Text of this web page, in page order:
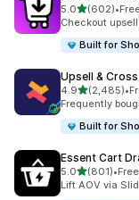
5.0เต็ม 5 ดาว
(602)
ทั้งหมด 602 รีวิว
•
Checkout
Built for
Upsell &
4.9เต็ม 5 ดาว
(2,485)
ทั้งหมด 2485 รีวิว
•
Frequently
Built for
Essent Cart
5.0เต็ม 5 ดาว
(801)
ทั้งหมด 801 รีวิว
•Free
Lift AOV via